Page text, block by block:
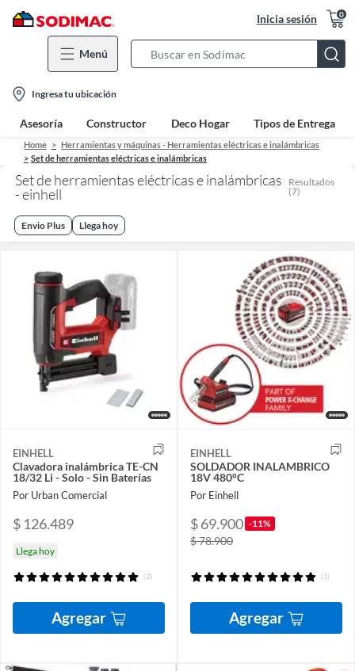
Inicia sesión 0
Menú
Bar
location-
icon
Ingresa tu ubicación
Asesoría Constructor Deco Hogar Tipos de Entrega
Home
Herramientas y máquinas - Herramientas eléctricas e inalámbricas
Set de herramientas eléctricas e inalámbricas
Set de herramientas eléctricas e inalámbricas
- einhell
Resultados
(7)
Envio Plus Llega hoy
EINHELL
Clavadora inalámbrica TE-CN
18/32 Li - Solo - Sin Baterías
Por Urban Comercial
$ 126.489
Llega hoy
(2)
Agregar
EINHELL
SOLDADOR INALAMBRICO
18V 480°C
Por Einhell
$ 69.900 -11%
$ 78.900
(1)
Agregar